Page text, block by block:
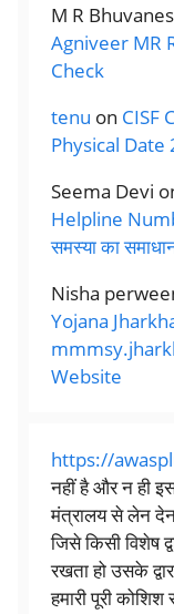
M R
Agniveer MR
Check
tenu on CISF
Physical
Seema Devi
Helpline
समस्या का
Nisha
Yojana
Website
https://
नहीं है और न ही
मंत्रालय से लेन देन
जिसे किसी विशेष
रखता हो उसके
हमारी पूरी